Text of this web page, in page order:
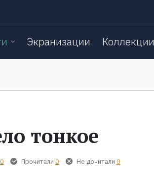
Экранизации Коллекции
тонкое
0 Прочитали 0 Не дочитали 0